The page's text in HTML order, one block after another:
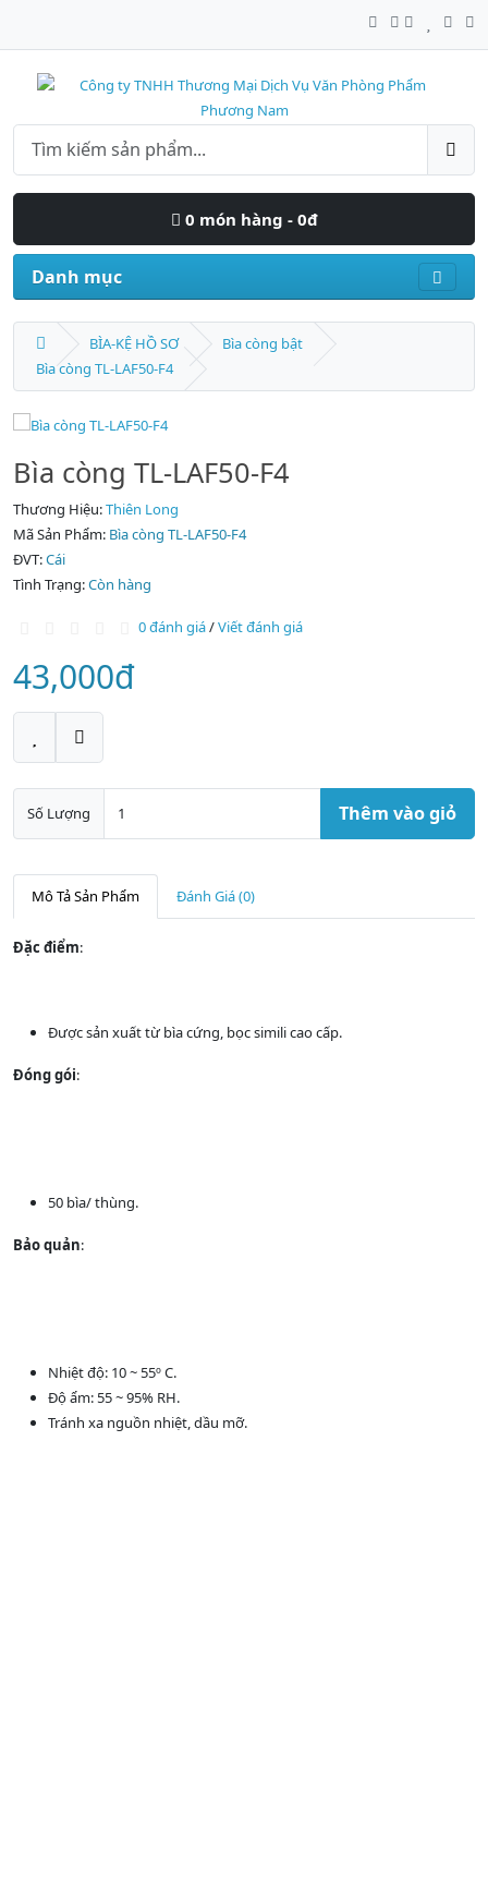
0 món hàng - 0đ
Danh mục
BÌA-KỆ HỒ SƠ
Bìa còng bật
Bìa còng TL-LAF50-F4
Bìa còng TL-LAF50-F4
Thương Hiệu:Thiên Long
Mã Sản Phẩm: Bìa còng TL-LAF50-F4
ĐVT:Cái
Tình Trạng:Còn hàng
0 đánh giá/Viết đánh giá
43,000đ
Số Lượng Thêm vào giỏ
Mô Tả Sản Phẩm Đánh Giá (0)
Đặc điểm:
Được sản xuất từ bìa cứng, bọc simili cao cấp.
Đóng gói:
50 bìa/ thùng.
Bảo quản:
Nhiệt độ: 10 ~ 55º C.
Độ ẩm: 55 ~ 95% RH.
Tránh xa nguồn nhiệt, dầu mỡ.